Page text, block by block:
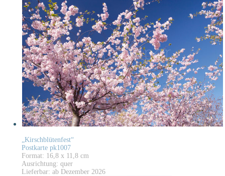
„Kirschblütenfest“
Postkarte pk1007
Format: 16,8 x 11,8 cm
Ausrichtung: quer
Lieferbar: ab Dezember 2026